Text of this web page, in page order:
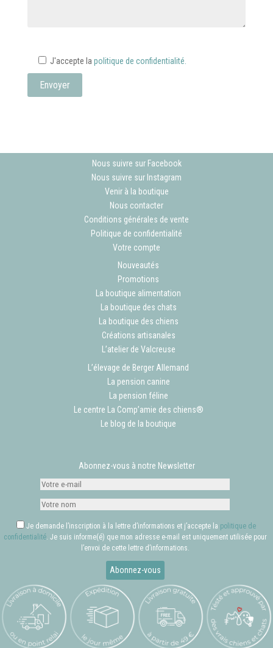
J'accepte la politique de confidentialité.
Nous suivre sur Facebook
Nous suivre sur Instagram
Venir à la boutique
Nous contacter
Conditions générales de vente
Politique de confidentialité
Votre compte
Nouveautés
Promotions
La boutique alimentation
La boutique des chats
La boutique des chiens
Créations artisanales
L’atelier de Valcreuse
L’élevage de Berger Allemand
La pension canine
La pension féline
Le centre La Comp’amie des chiens®
Le blog de la boutique
Abonnez-vous à notre Newsletter
Je demande l’inscription à la lettre d’informations et j’accepte la politique de
confidentialité. Je suis informe(é) que mon adresse e-mail est uniquement utilisée pour
l’envoi de cette lettre d’informations.